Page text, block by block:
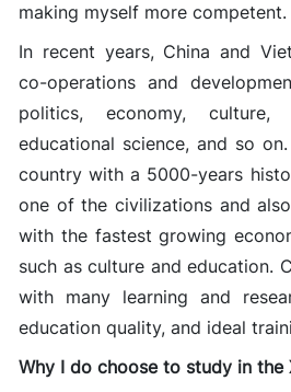
making myself more competent.
In recent years, China and
co-operations and
politics, economy, culture,
educational science, and so
country with a 5000-years
one of the civilizations and
with the fastest growing
such as culture and education.
with many learning and
education quality, and ideal
Why I do choose to study in the